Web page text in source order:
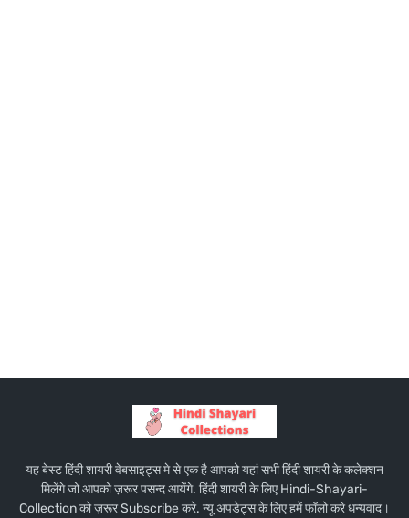
यह बेस्ट हिंदी शायरी वेबसाइट्स मे से एक है आपको यहां सभी हिंदी शायरी के कलेक्शन
मिलेंगे जो आपको ज़रूर पसन्द आयेंगे. हिंदी शायरी के लिए Hindi-Shayari-
Collection को ज़रूर Subscribe करे. न्यू अपडेट्स के लिए हमें फॉलो करे धन्यवाद।